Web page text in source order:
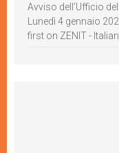
Avviso dell’Ufficio
Lunedì 4 gennaio
first on ZENIT -